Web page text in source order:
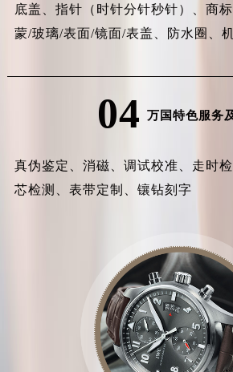
底盖、指针（时针分针秒针）、商
蒙/玻璃/表面/镜面/表盖、防水圈、
04 万国特色服务
真伪鉴定、消磁、调试校准、走时
芯检测、表带定制、镶钻刻字